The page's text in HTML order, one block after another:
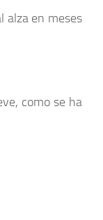
alza en meses
como se ha